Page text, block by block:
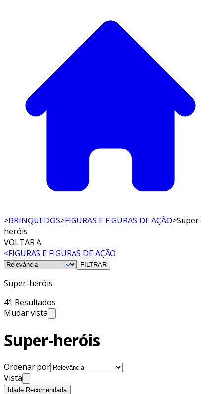
>BRINQUEDOS>FIGURAS E FIGURAS DE AÇÃO>Super-
heróis
VOLTAR A
<FIGURAS E FIGURAS DE AÇÃO
FILTRAR
Super-heróis
41 Resultados
Mudar vista
Super-heróis
Ordenar por
Vista
Idade Recomendada